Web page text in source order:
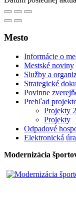
Mesto
Informácie o
Mestské noviny
Služby a
Strategické
Povinne
Prehľad
Projekty
Projekty
Odpadové
Elektronická
Modernizácia